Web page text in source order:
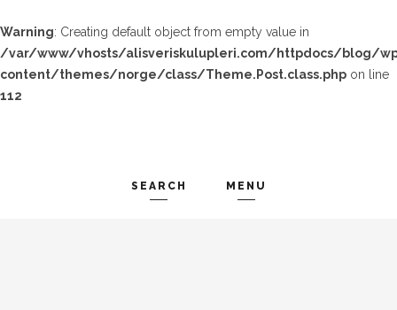
Warning: Creating default object from empty value in
/var/www/vhosts/alisveriskulupleri.com/httpdocs/blog/
content/themes/norge/class/Theme.Post.class.php on line
112
SEARCH MENU